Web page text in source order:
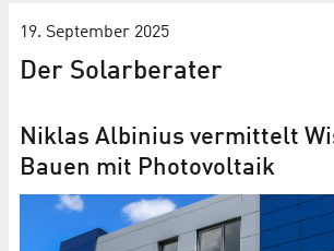
19. September 2025
Der Solarberater
Niklas Albinius vermittelt
Bauen mit Photovoltaik